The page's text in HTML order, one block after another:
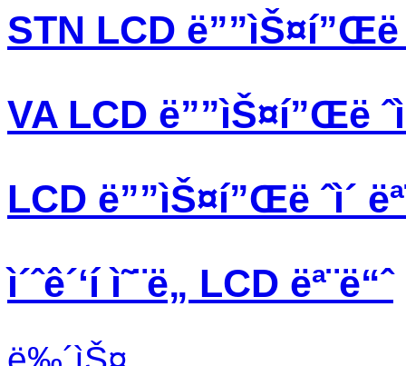
STN LCD ë””ìŠ¤í”Œë
VA LCD ë””ìŠ¤í”Œë
LCD ë””ìŠ¤í”Œë ˆì´
ì´ˆê´‘í­ ì˜¨ë„ LCD ëª¨ë“ˆ